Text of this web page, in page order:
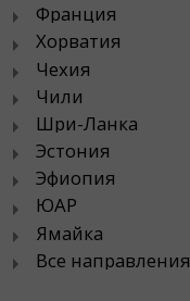
Франция
Хорватия
Чехия
Чили
Шри-Ланка
Эстония
Эфиопия
ЮАР
Ямайка
Все направления